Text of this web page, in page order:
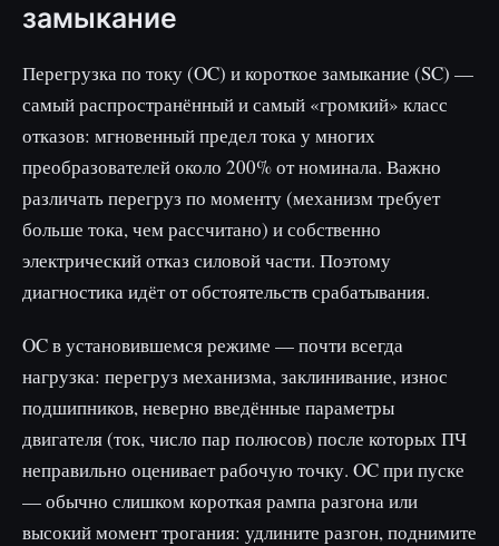
замыкание
Перегрузка по току (OC) и короткое замыкание (SC) —
самый распространённый и самый «громкий» класс
отказов: мгновенный предел тока у многих
преобразователей около 200% от номинала. Важно
различать перегруз по моменту (механизм требует
больше тока, чем рассчитано) и собственно
электрический отказ силовой части. Поэтому
диагностика идёт от обстоятельств срабатывания.
OC в установившемся режиме — почти всегда
нагрузка: перегруз механизма, заклинивание, износ
подшипников, неверно введённые параметры
двигателя (ток, число пар полюсов) после которых ПЧ
неправильно оценивает рабочую точку. OC при пуске
— обычно слишком короткая рампа разгона или
высокий момент трогания: удлините разгон, поднимите